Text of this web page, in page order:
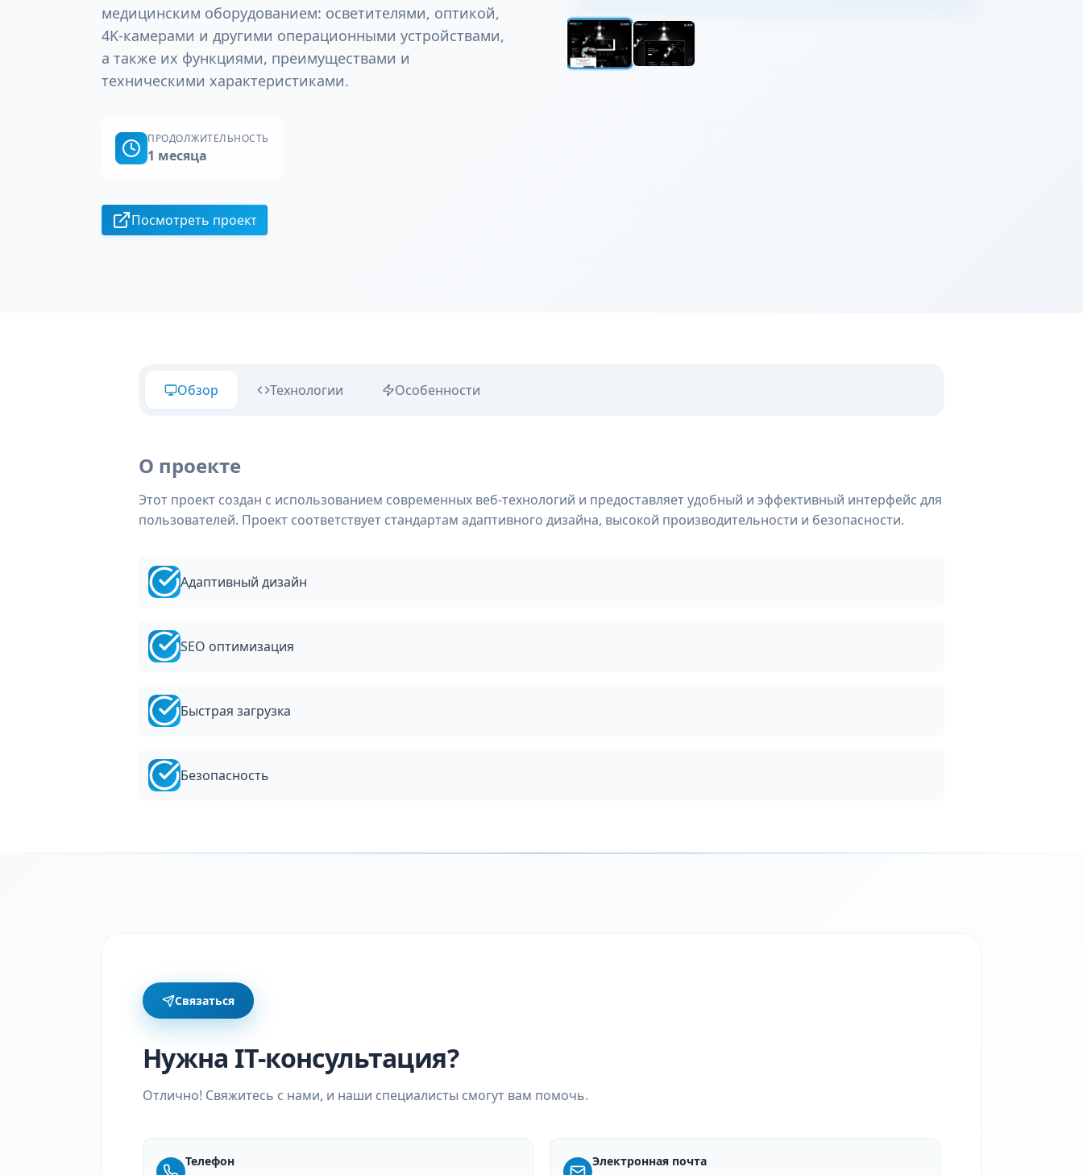
медицинским оборудованием: осветителями, оптикой,
4K-камерами и другими операционными устройствами,
а также их функциями, преимуществами и
техническими характеристиками.
ПРОДОЛЖИТЕЛЬНОСТЬ
1 месяца
Посмотреть проект
Обзор Технологии Особенности
О проекте
Этот проект создан с использованием современных веб-технологий и предоставляет удобный и эффективный интерфейс для
пользователей. Проект соответствует стандартам адаптивного дизайна, высокой производительности и безопасности.
Адаптивный дизайн
SEO оптимизация
Быстрая загрузка
Безопасность
Связаться
Нужна IT-консультация?
Отлично! Свяжитесь с нами, и наши специалисты смогут вам помочь.
Телефон Электронная почта